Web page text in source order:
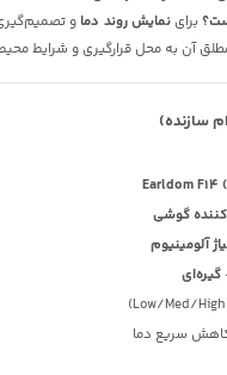
براینمایش روند دما و
آن به محل قرارگیری و شرایط
سازنده)
Earldom F14
گوشی
گیره‌ای
سریع دما